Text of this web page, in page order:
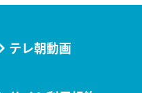
テレ朝動画